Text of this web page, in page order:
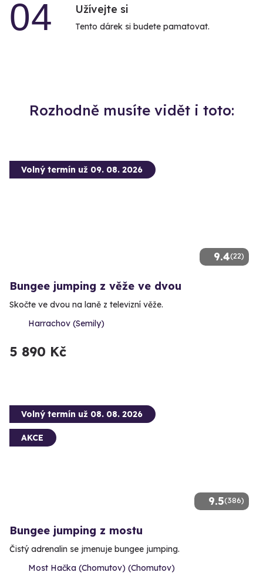
04 Užívejte si
Tento dárek si budete pamatovat.
Rozhodně musíte vidět i toto:
9.4(22)
Volný termín už 09. 08. 2026
Bungee jumping z věže ve dvou
Skočte ve dvou na laně z televizní věže.
Harrachov (Semily)
5 890 Kč
9.5(386)
Volný termín už 08. 08. 2026
AKCE
Bungee jumping z mostu
Čistý adrenalin se jmenuje bungee jumping.
Most Hačka (Chomutov) (Chomutov)